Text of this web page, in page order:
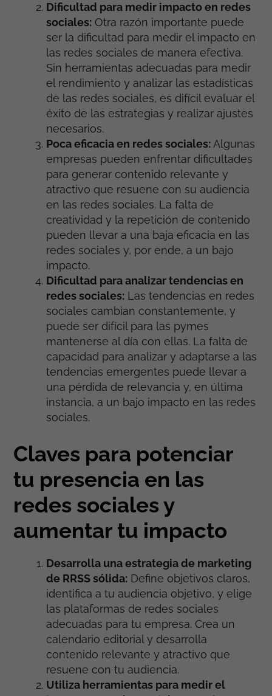
Dificultad para medir impacto en redes
sociales: Otra razón importante puede
ser la dificultad para medir el impacto en
las redes sociales de manera efectiva.
Sin herramientas adecuadas para medir
el rendimiento y analizar las estadísticas
de las redes sociales, es difícil evaluar el
éxito de las estrategias y realizar ajustes
necesarios.
Poca eficacia en redes sociales: Algunas
empresas pueden enfrentar dificultades
para generar contenido relevante y
atractivo que resuene con su audiencia
en las redes sociales. La falta de
creatividad y la repetición de contenido
pueden llevar a una baja eficacia en las
redes sociales y, por ende, a un bajo
impacto.
Dificultad para analizar tendencias en
redes sociales: Las tendencias en redes
sociales cambian constantemente, y
puede ser difícil para las pymes
mantenerse al día con ellas. La falta de
capacidad para analizar y adaptarse a las
tendencias emergentes puede llevar a
una pérdida de relevancia y, en última
instancia, a un bajo impacto en las redes
sociales.
Claves para potenciar
tu presencia en las
redes sociales y
aumentar tu impacto
Desarrolla una estrategia de marketing
de RRSS sólida: Define objetivos claros,
identifica a tu audiencia objetivo, y elige
las plataformas de redes sociales
adecuadas para tu empresa. Crea un
calendario editorial y desarrolla
contenido relevante y atractivo que
resuene con tu audiencia.
Utiliza herramientas para medir el